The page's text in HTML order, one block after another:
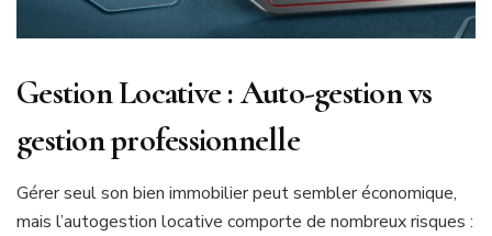
Gestion Locative : Auto-gestion vs
gestion professionnelle
Gérer seul son bien immobilier peut sembler économique,
mais l’autogestion locative comporte de nombreux risques :